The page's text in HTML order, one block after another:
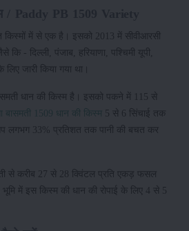
किस्मों में से एक है। इसको 2013 में सीवीआरसी
कि - दिल्ली, पंजाब, हरियाणा, पश्चिमी यूपी,
जारी किया गया था।
धान की किस्म है। इसको पकने में 115 से
बासमती 1509 धान की किस्म
5 से 6 सिंचाई तक
लगभग 33% प्रतिशत तक पानी की बचत कर
से करीब 27 से 28 क्विंटल प्रति एकड़ फसल
में इस किस्म की धान की रोपाई के लिए 4 से 5